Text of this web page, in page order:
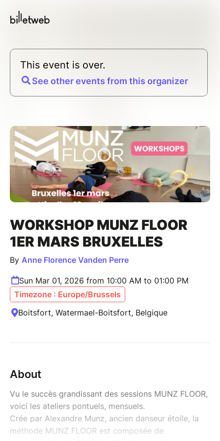
This event is over.
See other events from this organizer
WORKSHOP MUNZ FLOOR
1ER MARS BRUXELLES
By Anne Florence Vanden Perre
Sun Mar 01, 2026 from 10:00 AM to 01:00 PM
Timezone : Europe/Brussels
Boitsfort, Watermael-Boitsfort, Belgique
About
Vu le succès grandissant des sessions MUNZ FLOOR,
voici les ateliers pontuels, mensuels.
Crée par Alexandre Munz, ancien danseur étoile, la
méthode MUNZ FLOOR est composée de